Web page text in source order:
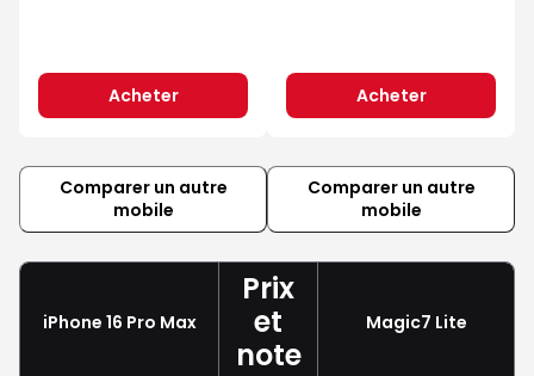
Acheter Acheter
Comparer un autre
mobile
Comparer un autre
mobile
iPhone 16 Pro Max
Prix
et
note
Magic7 Lite